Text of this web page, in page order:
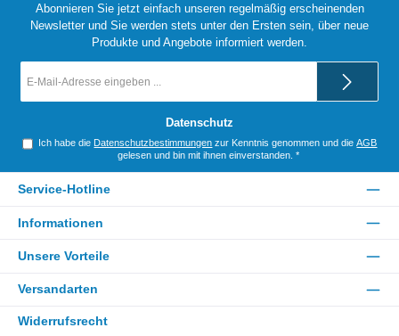
Abonnieren Sie jetzt einfach unseren regelmäßig erscheinenden
Newsletter und Sie werden stets unter den Ersten sein, über neue
Produkte und Angebote informiert werden.
Mail-
Datenschutz
Ich habe die Datenschutzbestimmungen zur Kenntnis genommen und dieAGB
gelesen und bin mit ihnen einverstanden. *
Service-Hotline
Informationen
Unsere Vorteile
Versandarten
Widerrufsrecht